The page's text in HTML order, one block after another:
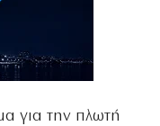
για την πλωτή